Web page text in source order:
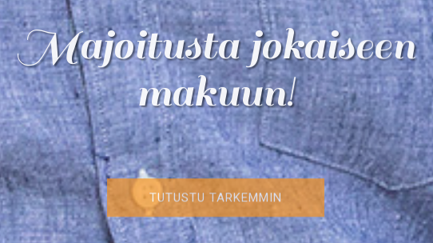
Majoitusta jokaiseen
makuun!
TUTUSTU TARKEMMIN
Herkullista lähiruokaa
arkeen ja juhlaan!
TUTUSTU TARKEMMIN